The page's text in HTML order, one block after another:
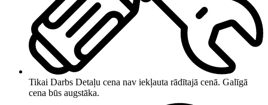
Tikai Darbs Detaļu cena nav iekļauta rādītajā cenā. Galīgā
cena būs augstāka.